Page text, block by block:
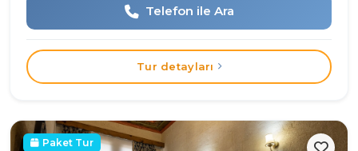
Telefon ile Ara
Tur detayları
Paket Tur